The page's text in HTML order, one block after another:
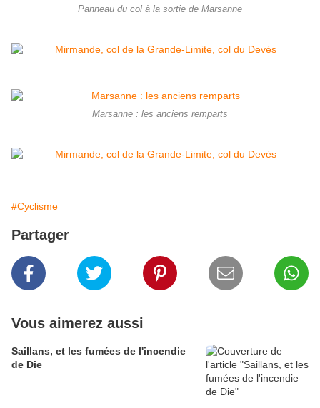
Panneau du col à la sortie de Marsanne
Marsanne : les anciens remparts
#Cyclisme
Partager
Vous aimerez aussi
Saillans, et les fumées de l'incendie
de Die